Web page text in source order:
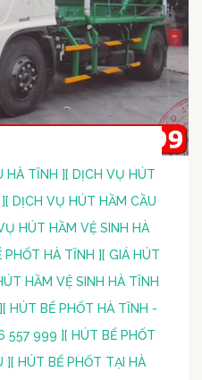
HÀ TĨNH ] [ DỊCH VỤ HÚT
[ DỊCH VỤ HÚT HẦM CẦU
HÚT HẦM VỆ SINH HÀ
PHỐT HÀ TĨNH ] [ GIÁ HÚT
HẦM VỆ SINH HÀ TĨNH
[ HÚT BỂ PHỐT HÀ TĨNH -
557 999 ] [ HÚT BỂ PHỐT
] [ HÚT BỂ PHỐT TẠI HÀ